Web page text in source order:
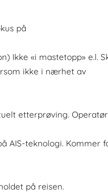
på
Ikke «i mastetopp» e.l.
ikke i nærhet av
etterprøving.
AIS-teknologi. Kommer
på reisen.